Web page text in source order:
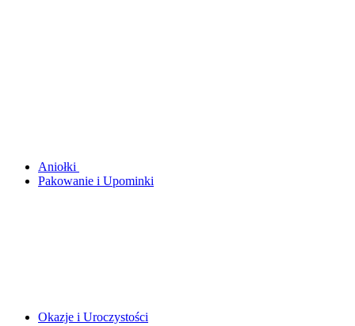
Aniołki
Pakowanie i Upominki
Okazje i Uroczystości